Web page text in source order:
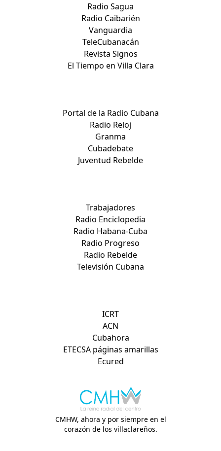
CMHW, ahora y por siempre en el
corazón de los villaclareños.
Radio Sagua
Radio Caibarién
Vanguardia
TeleCubanacán
Revista Signos
El Tiempo en Villa Clara
Portal de la Radio Cubana
Radio Reloj
Granma
Cubadebate
Juventud Rebelde
Trabajadores
Radio Enciclopedia
Radio Habana-Cuba
Radio Progreso
Radio Rebelde
Televisión Cubana
ICRT
ACN
Cubahora
ETECSA páginas amarillas
Ecured